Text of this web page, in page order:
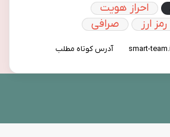
احراز هویت
رمز ارز صرافی
آدرس کوتاه مطلب